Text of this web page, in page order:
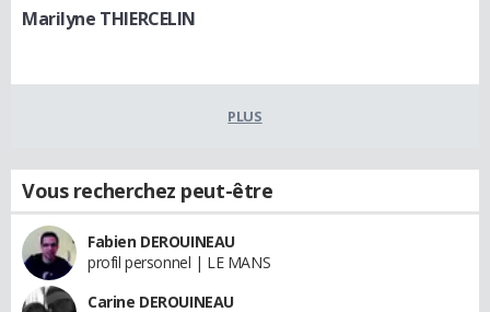
Marilyne THIERCELIN
PLUS
Vous recherchez peut-être
Fabien DEROUINEAU
profil personnel | LE MANS
Carine DEROUINEAU